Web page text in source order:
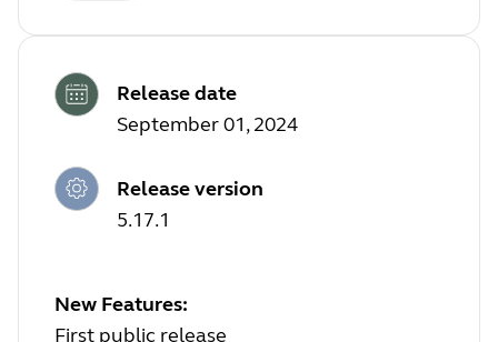
Release date
September 01, 2024
Release version
5.17.1
New Features:
First public release